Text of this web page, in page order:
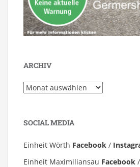
ARCHIV
Archiv
SOCIAL MEDIA
Einheit Wörth Facebook /
Einheit Maximiliansau Facebook /